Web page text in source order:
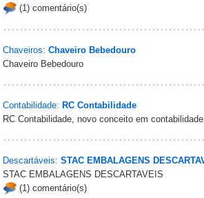
(1) comentário(s)
Chaveiros: Chaveiro Bebedouro
Chaveiro Bebedouro
Contabilidade: RC Contabilidade
RC Contabilidade, novo conceito em
Descartáveis: STAC EMBALAGENS
STAC EMBALAGENS DESCARTAVEIS
(1) comentário(s)